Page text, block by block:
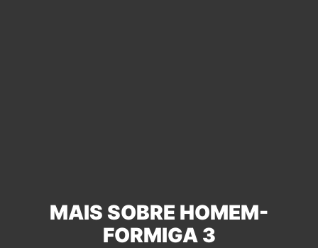
MAIS SOBRE HOMEM-
FORMIGA 3